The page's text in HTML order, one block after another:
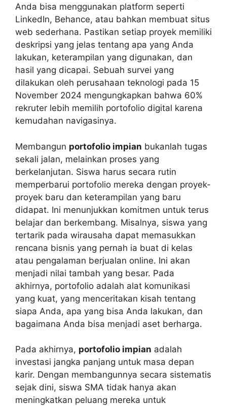
Anda bisa menggunakan platform seperti
LinkedIn, Behance, atau bahkan membuat situs
web sederhana. Pastikan setiap proyek memiliki
deskripsi yang jelas tentang apa yang Anda
lakukan, keterampilan yang digunakan, dan
hasil yang dicapai. Sebuah survei yang
dilakukan oleh perusahaan teknologi pada 15
November 2024 mengungkapkan bahwa 60%
rekruter lebih memilih portofolio digital karena
kemudahan navigasinya.
Membangun portofolio impian bukanlah tugas
sekali jalan, melainkan proses yang
berkelanjutan. Siswa harus secara rutin
memperbarui portofolio mereka dengan proyek-
proyek baru dan keterampilan yang baru
didapat. Ini menunjukkan komitmen untuk terus
belajar dan berkembang. Misalnya, siswa yang
tertarik pada wirausaha dapat memasukkan
rencana bisnis yang pernah ia buat di kelas
atau pengalaman berjualan online. Ini akan
menjadi nilai tambah yang besar. Pada
akhirnya, portofolio adalah alat komunikasi
yang kuat, yang menceritakan kisah tentang
siapa Anda, apa yang bisa Anda lakukan, dan
bagaimana Anda bisa menjadi aset berharga.
Pada akhirnya, portofolio impian adalah
investasi jangka panjang untuk masa depan
karir. Dengan membangunnya secara sistematis
sejak dini, siswa SMA tidak hanya akan
meningkatkan peluang mereka untuk